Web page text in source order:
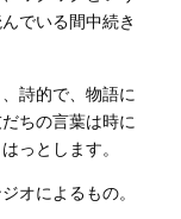
でいる間中続き
詩的で、物語に
ちの言葉は時に
っとします。
オによるもの。